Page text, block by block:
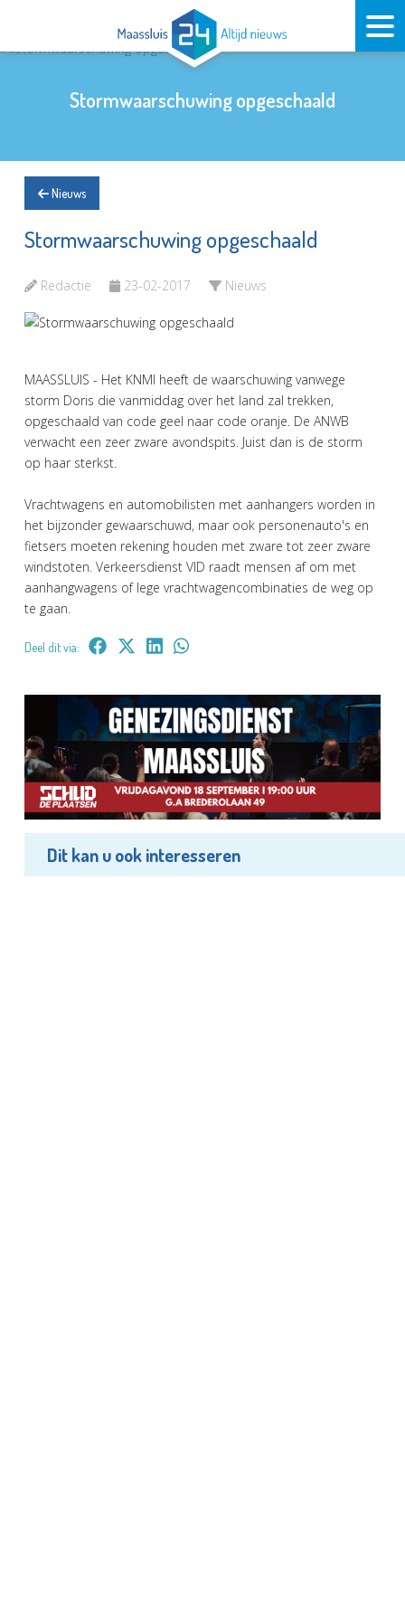
Stormwaarschuwing opgeschaald
Nieuws
Stormwaarschuwing opgeschaald
Redactie 23-02-2017 Nieuws
MAASSLUIS - Het KNMI heeft de waarschuwing vanwege
storm Doris die vanmiddag over het land zal trekken,
opgeschaald van code geel naar code oranje. De ANWB
verwacht een zeer zware avondspits. Juist dan is de storm
op haar sterkst.
Vrachtwagens en automobilisten met aanhangers worden in
het bijzonder gewaarschuwd, maar ook personenauto's en
fietsers moeten rekening houden met zware tot zeer zware
windstoten. Verkeersdienst VID raadt mensen af om met
aanhangwagens of lege vrachtwagencombinaties de weg op
te gaan.
Deel dit via:
Dit kan u ook interesseren